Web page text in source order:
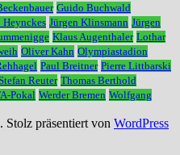
Guido Buchwald
Heynckes Jürgen Klinsmann Jürgen
Klaus Augenthaler Lothar
Oliver Kahn Olympiastadion
Paul Breitner Pierre Littbarski
Reuter Thomas Berthold
Pokal Werder Bremen Wolfgang
. Stolz präsentiert von WordPress